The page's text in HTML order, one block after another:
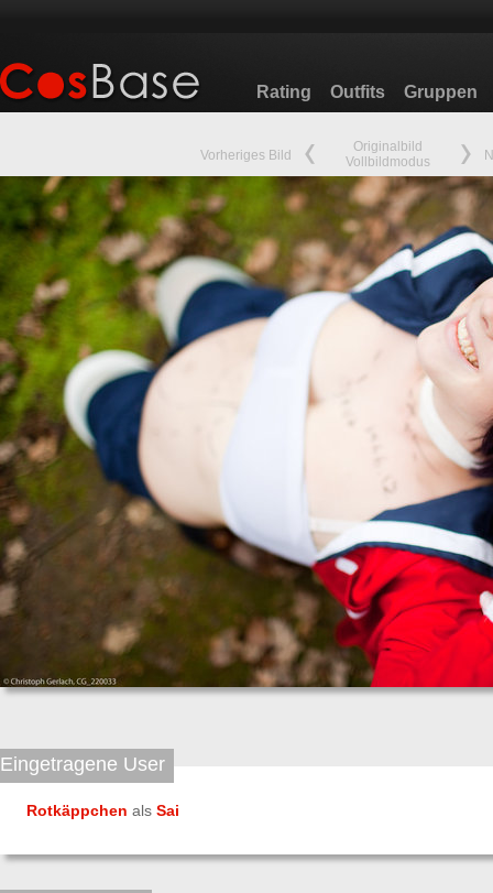
Rating Outfits Gruppen
Vorheriges Bild
Originalbild
Vollbildmodus
Eingetragene User
Rotkäppchen als Sai